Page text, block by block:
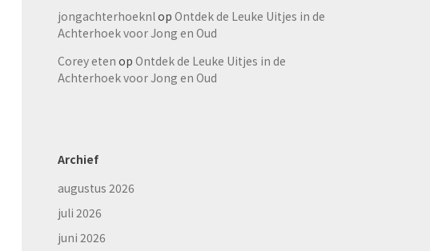
jongachterhoeknlop Ontdek de Leuke Uitjes in de
Achterhoek voor Jong en Oud
Corey eten op Ontdek de Leuke Uitjes in de
Achterhoek voor Jong en Oud
Archief
augustus 2026
juli 2026
juni 2026